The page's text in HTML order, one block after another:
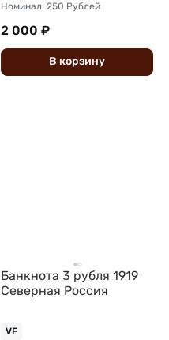
Номинал: 250 Рублей
2 000 ₽
В корзину
Банкнота 3 рубля 1919
Северная Россия
VF